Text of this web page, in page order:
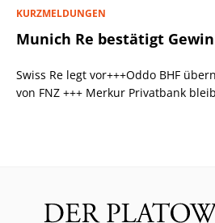
KURZMELDUNGEN
Munich Re bestätigt
Swiss Re legt vor+++Oddo BHF
von FNZ +++ Merkur Privatbank